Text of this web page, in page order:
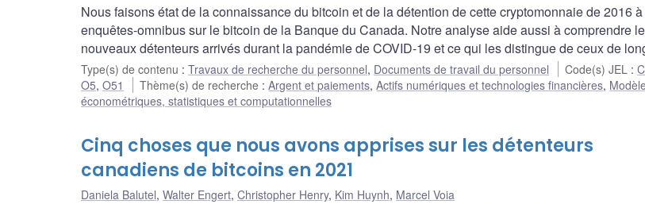
Nous faisons état de la connaissance du bitcoin et de la détention de cette cryptomonnaie de 2016
enquêtes-omnibus sur le bitcoin de la Banque du Canada. Notre analyse aide aussi à comprendre
nouveaux détenteurs arrivés durant la pandémie de COVID-19 et ce qui les distingue de ceux de
Type(s) de contenu : Travaux de recherche du personnel, Documents de travail du personnel Code(s) JEL :C
O5, O51 Thème(s) de recherche :Argent et paiements,Actifs numériques et technologies financières,
économétriques, statistiques et computationnelles
Cinq choses que nous avons apprises sur les détenteurs
canadiens de bitcoins en 2021
Daniela Balutel, Walter Engert, Christopher Henry, Kim Huynh, Marcel Voia